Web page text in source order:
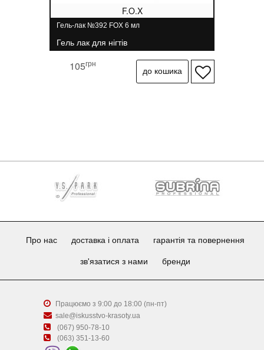
F.O.X
Гель-лак №392 FOX 6 мл
Гель лак для нігтів
105грн
Про нас доставка і оплата гарантія та повернення
зв'язатися з нами бренди
Працюємо з 9:00 до 18:00 (пн-пт)
sale@iskusstvo-krasoty.ua
(067) 950-78-10
(063) 351-13-60